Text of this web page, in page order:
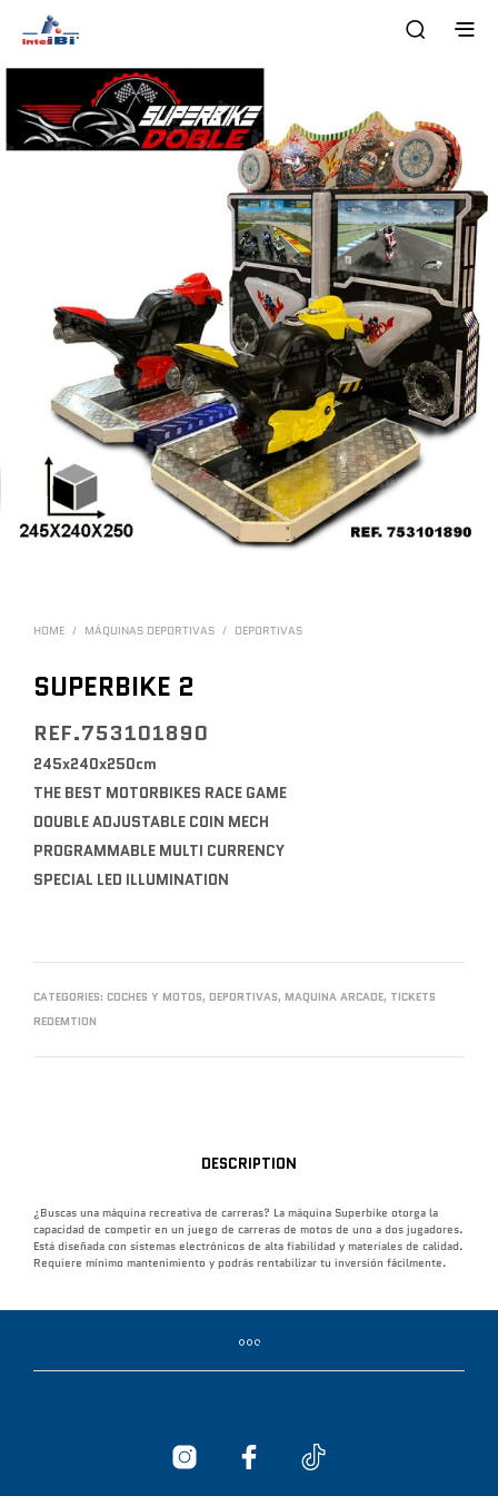
HOME / MÁQUINAS DEPORTIVAS / DEPORTIVAS
SUPERBIKE 2
REF.753101890
245x240x250cm
THE BEST MOTORBIKES RACE GAME
DOUBLE ADJUSTABLE COIN MECH
PROGRAMMABLE MULTI CURRENCY
SPECIAL LED ILLUMINATION
CATEGORIES: COCHES Y MOTOS, DEPORTIVAS, MAQUINA ARCADE, TICKETS
REDEMTION
DESCRIPTION
¿Buscas una máquina recreativa de carreras? La máquina Superbike otorga la
capacidad de competir en un juego de carreras de motos de uno a dos jugadores.
Está diseñada con sistemas electrónicos de alta fiabilidad y materiales de calidad.
Requiere mínimo mantenimiento y podrás rentabilizar tu inversión fácilmente.